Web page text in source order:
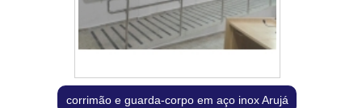
corrimão e guarda-corpo em aço inox Arujá